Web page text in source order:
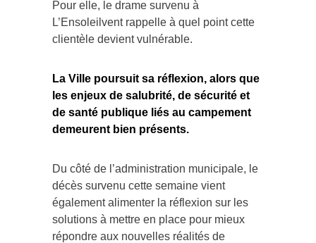
Pour elle, le drame survenu à
L’Ensoleilvent rappelle à quel point cette
clientèle devient vulnérable.
La Ville poursuit sa réflexion, alors que
les enjeux de salubrité, de sécurité et
de santé publique liés au campement
demeurent bien présents.
Du côté de l’administration municipale, le
décès survenu cette semaine vient
également alimenter la réflexion sur les
solutions à mettre en place pour mieux
répondre aux nouvelles réalités de